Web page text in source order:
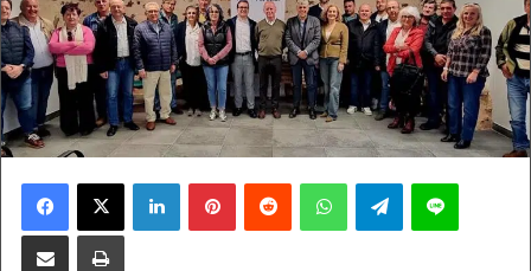
Facebook
X LinkedInPinterestReddit WhatsAppTelegramLine
Compartir por correo electrónicoImprimir